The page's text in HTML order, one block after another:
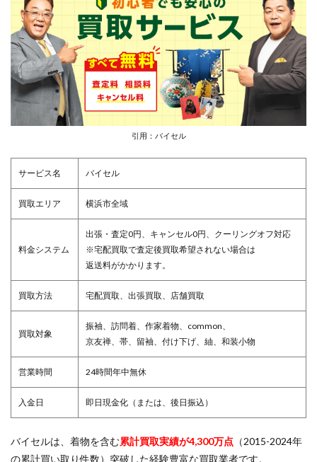
引用：バイセル
サービス名 バイセル
買取エリア 横浜市全域
料金システム
出張・査定0円、キャンセル0円、クーリングオフ対応
※宅配買取で査定後買取希望されない場合は
返送料がかかります。
買取方法 宅配買取、出張買取、店舗買取
買取対象
振袖、訪問着、作家着物、common、
京友禅、帯、留袖、付け下げ、紬、和装小物
営業時間 24時間年中無休
入金日 即日現金化（または、後日振込）
バイセルは、着物を含む累計買取実績が4,300万点 （2015-2024年
の累計買い取り件数）突破した経験豊富な買取業者です。